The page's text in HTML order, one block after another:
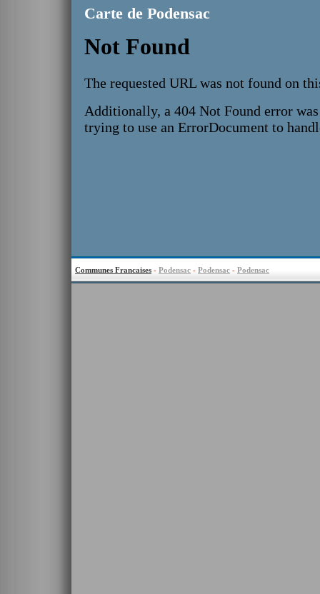
Carte de Podensac
Communes Francaises - Podensac - Podensac - Podensac